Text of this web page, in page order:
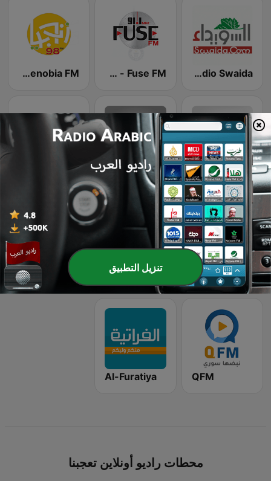
Radio Swaida (السويداء راديو) Fuse FM - فيوز اف ام Radio Zenobia FM
WatanFM
Orient Radio 94.6 FM
Sada FM Syria
Deir Ezzor FM
QFM
Al-Furatiya
محطات راديو أونلاين تعجبنا
تنزيل التطبيق